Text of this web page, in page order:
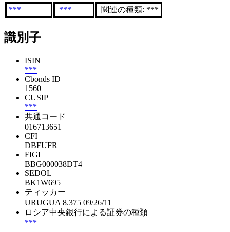
***
*** 関連の種類: ***
識別子
ISIN
***
Cbonds ID
1560
CUSIP
***
共通コード
016713651
CFI
DBFUFR
FIGI
BBG000038DT4
SEDOL
BK1W695
ティッカー
URUGUA 8.375 09/26/11
ロシア中央銀行による証券の種類
***